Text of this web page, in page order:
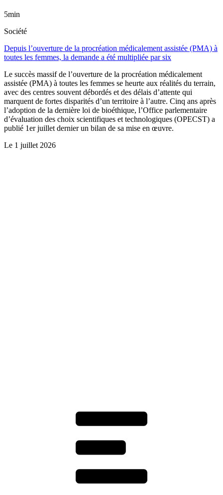
5min
Société
Depuis l’ouverture de la procréation médicalement assistée (PMA) à
toutes les femmes, la demande a été multipliée par six
Le succès massif de l’ouverture de la procréation médicalement
assistée (PMA) à toutes les femmes se heurte aux réalités du terrain,
avec des centres souvent débordés et des délais d’attente qui
marquent de fortes disparités d’un territoire à l’autre. Cinq ans après
l’adoption de la dernière loi de bioéthique, l’Office parlementaire
d’évaluation des choix scientifiques et technologiques (OPECST) a
publié 1er juillet dernier un bilan de sa mise en œuvre.
Le 1 juillet 2026